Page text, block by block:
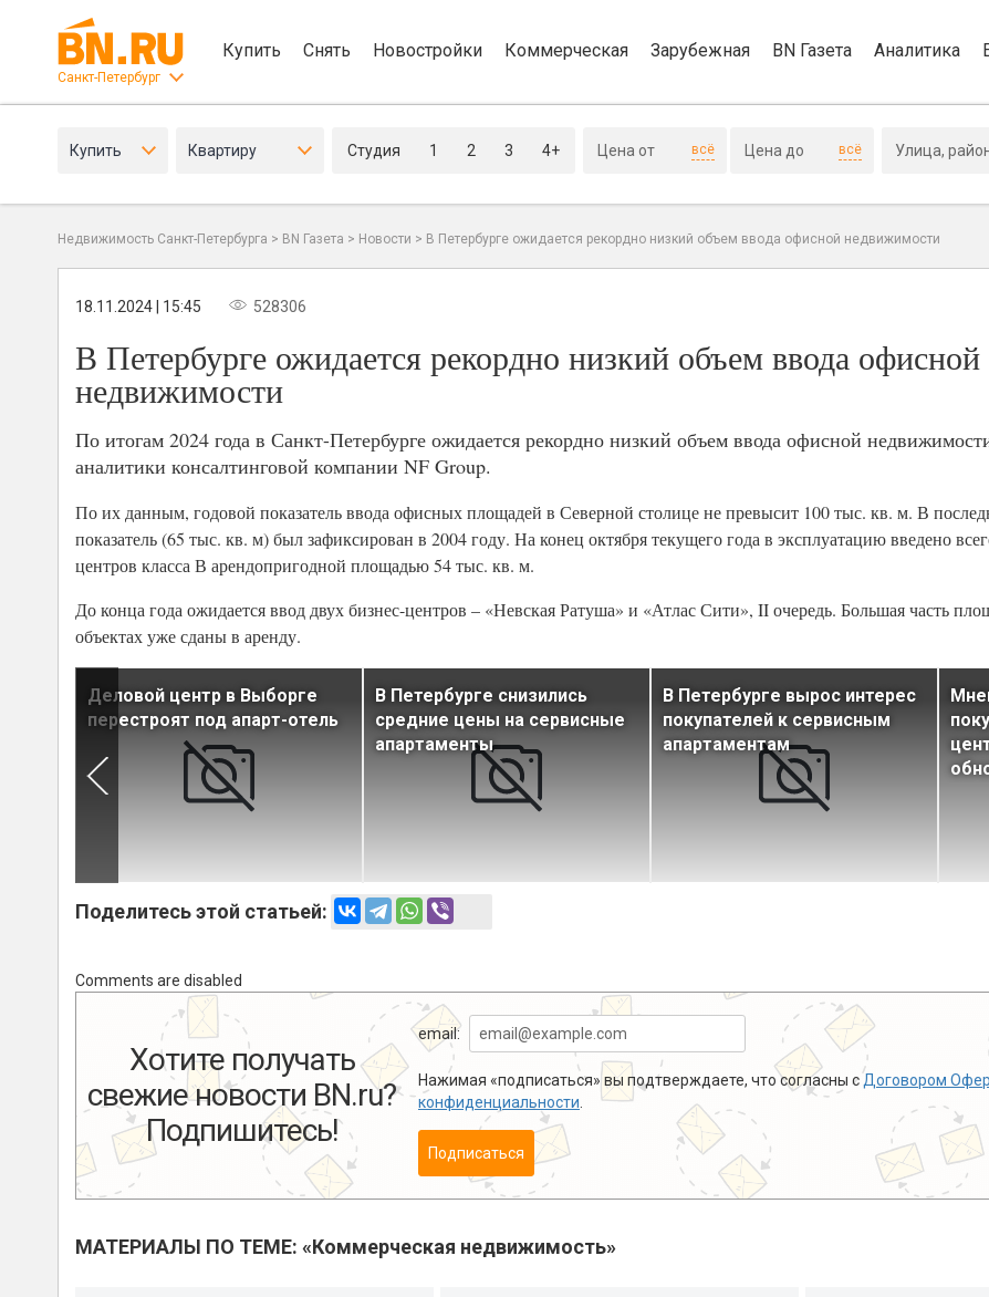
Санкт-Петербург
Купить Снять Новостройки Коммерческая Зарубежная BN Газета Аналитика
Купить Квартиру Студия 1 2 3 4+ всё всё
Недвижимость Санкт-Петербурга > BN Газета > Новости > В Петербурге ожидается рекордно низкий объем ввода офисной недвижимости
18.11.2024 | 15:45 528306
В Петербурге ожидается рекордно низкий объем ввода офисной
недвижимости
По итогам 2024 года в Санкт-Петербурге ожидается рекордно низкий объем ввода офисной
аналитики консалтинговой компании NF Group.
По их данным, годовой показатель ввода офисных площадей в Северной столице не превысит 100 тыс. кв. м. В
показатель (65 тыс. кв. м) был зафиксирован в 2004 году. На конец октября текущего года в эксплуатацию введено
центров класса В арендопригодной площадью 54 тыс. кв. м.
До конца года ожидается ввод двух бизнес-центров – «Невская Ратуша» и «Атлас Сити», II очередь. Большая часть
объектах уже сданы в аренду.
Деловой центр в Выборге
перестроят под апарт-отель
В Петербурге снизились
средние цены на сервисные
апартаменты
В Петербурге вырос интерес
покупателей к сервисным
апартаментам
Поделитесь этой статьей:
Comments are disabled
Хотите получать
свежие новости BN.ru?
Подпишитесь!
email:
Нажимая «подписаться» вы подтверждаете, что согласны с Договором
конфиденциальности
Подписаться
МАТЕРИАЛЫ ПО ТЕМЕ: «Коммерческая недвижимость»